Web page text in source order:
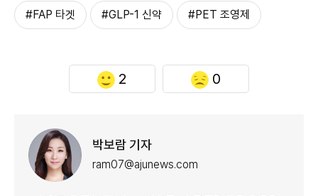
#FAP 타겟 #GLP-1 신약 #PET 조영제
2 0
박보람 기자
ram07@ajunews.com